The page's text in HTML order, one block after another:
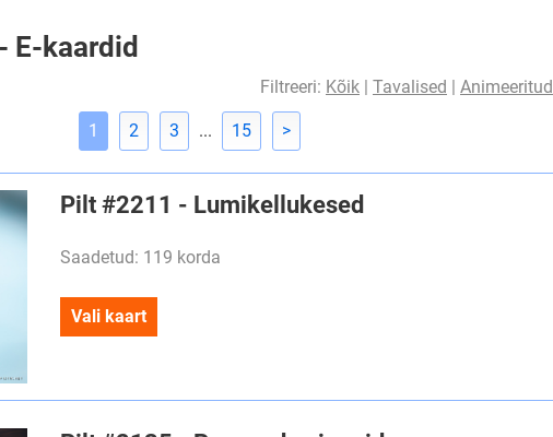
E-kaardid
Filtreeri: Kõik | Tavalised | Animeeritud
1 2 3 ... 15 >
Pilt #2211 - Lumikellukesed
Saadetud: 119 korda
Vali kaart